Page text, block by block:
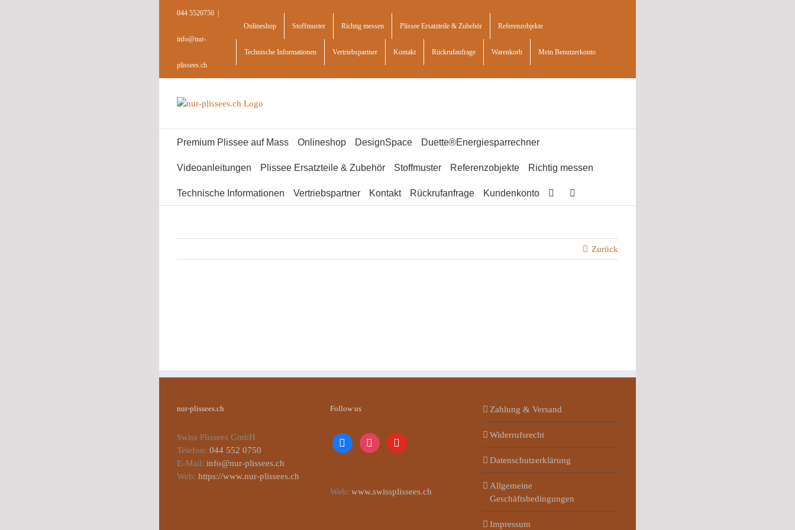
044 5520750
info@nur-
plissees.ch
Onlineshop Stoffmuster Richtig messen Plissee Ersatzteile & Zubehör Referenzobjekte
Technische Informationen Vertriebspartner Kontakt Rückrufanfrage Warenkorb Mein Benutzerkonto
Premium Plissee auf Mass Onlineshop DesignSpace Duette®Energiesparrechner
Videoanleitungen Plissee Ersatzteile & Zubehör Stoffmuster Referenzobjekte Richtig messen
Technische Informationen Vertriebspartner Kontakt Rückrufanfrage Kundenkonto
Zurück
nur-plissees.ch
Swiss Plissees GmbH
Telefon: 044 552 0750
E-Mail: info@nur-plissees.ch
Web: https://www.nur-plissees.ch
Follow us
facebookinstagramyoutube
Web: www.swissplissees.ch
Zahlung & Versand
Widerrufsrecht
Datenschutzerklärung
Allgemeine
Geschäftsbedingungen
Impressum